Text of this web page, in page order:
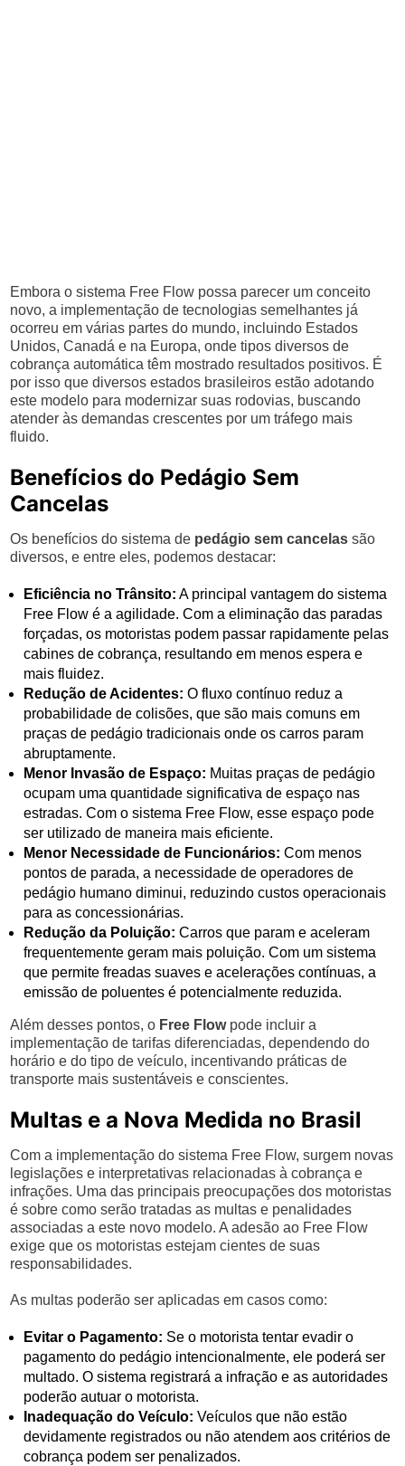
Embora o sistema Free Flow possa parecer um conceito
novo, a implementação de tecnologias semelhantes já
ocorreu em várias partes do mundo, incluindo Estados
Unidos, Canadá e na Europa, onde tipos diversos de
cobrança automática têm mostrado resultados positivos. É
por isso que diversos estados brasileiros estão adotando
este modelo para modernizar suas rodovias, buscando
atender às demandas crescentes por um tráfego mais
fluido.
Benefícios do Pedágio Sem
Cancelas
Os benefícios do sistema de pedágio sem cancelas são
diversos, e entre eles, podemos destacar:
Eficiência no Trânsito: A principal vantagem do sistema
Free Flow é a agilidade. Com a eliminação das paradas
forçadas, os motoristas podem passar rapidamente pelas
cabines de cobrança, resultando em menos espera e
mais fluidez.
Redução de Acidentes: O fluxo contínuo reduz a
probabilidade de colisões, que são mais comuns em
praças de pedágio tradicionais onde os carros param
abruptamente.
Menor Invasão de Espaço: Muitas praças de pedágio
ocupam uma quantidade significativa de espaço nas
estradas. Com o sistema Free Flow, esse espaço pode
ser utilizado de maneira mais eficiente.
Menor Necessidade de Funcionários: Com menos
pontos de parada, a necessidade de operadores de
pedágio humano diminui, reduzindo custos operacionais
para as concessionárias.
Redução da Poluição: Carros que param e aceleram
frequentemente geram mais poluição. Com um sistema
que permite freadas suaves e acelerações contínuas, a
emissão de poluentes é potencialmente reduzida.
Além desses pontos, o Free Flowpode incluir a
implementação de tarifas diferenciadas, dependendo do
horário e do tipo de veículo, incentivando práticas de
transporte mais sustentáveis e conscientes.
Multas e a Nova Medida no Brasil
Com a implementação do sistema Free Flow, surgem novas
legislações e interpretativas relacionadas à cobrança e
infrações. Uma das principais preocupações dos motoristas
é sobre como serão tratadas as multas e penalidades
associadas a este novo modelo. A adesão ao Free Flow
exige que os motoristas estejam cientes de suas
responsabilidades.
As multas poderão ser aplicadas em casos como:
Evitar o Pagamento: Se o motorista tentar evadir o
pagamento do pedágio intencionalmente, ele poderá ser
multado. O sistema registrará a infração e as autoridades
poderão autuar o motorista.
Inadequação do Veículo: Veículos que não estão
devidamente registrados ou não atendem aos critérios de
cobrança podem ser penalizados.